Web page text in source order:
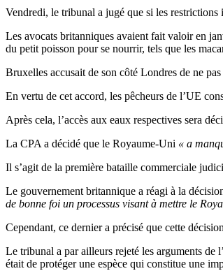
Vendredi, le tribunal a jugé que si les restrictions
Les avocats britanniques avaient fait valoir en
du petit poisson pour se nourrir, tels que les
Bruxelles accusait de son côté Londres de ne
En vertu de cet accord, les pêcheurs de l’UE
Après cela, l’accès aux eaux respectives sera
La CPA a décidé que le Royaume-Uni « a
Il s’agit de la première bataille commerciale
Le gouvernement britannique a réagi à la
de bonne foi un processus visant à mettre le
Cependant, ce dernier a précisé que cette
Le tribunal a par ailleurs rejeté les arguments de
était de protéger une espèce qui constitue une